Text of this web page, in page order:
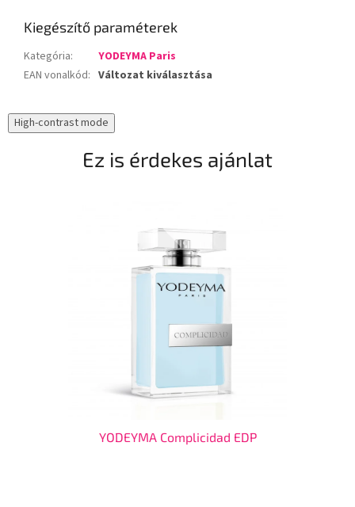
Kiegészítő paraméterek
Kategória:
YODEYMA Paris
EAN vonalkód: Változat kiválasztása
High-contrast mode
Ez is érdekes ajánlat
YODEYMA Complicidad EDP